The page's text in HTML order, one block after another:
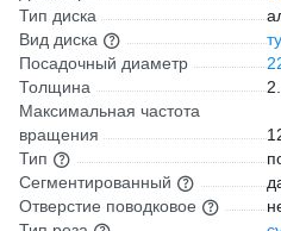
Тип диска
Вид диска
Посадочный диаметр
Толщина
Максимальная частота
вращения
Тип
Сегментированный
Отверстие поводковое